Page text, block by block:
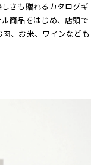
さも贈れるカタログギ
商品をはじめ、店頭で
、お米、ワインなども